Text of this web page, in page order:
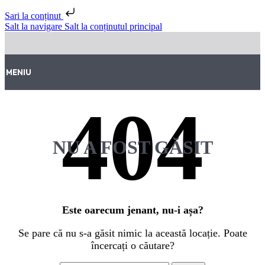
Sari la conținut
Salt la navigare Salt la conținutul principal
MENIU
NU A FOST GĂSIT
Este oarecum jenant, nu-i așa?
Se pare că nu s-a găsit nimic la această locație. Poate
încercați o căutare?